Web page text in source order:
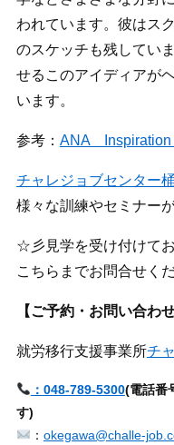
われています。彼はス
のスケッチも残してい
せるこのアイディアが
います。
参考： ANA Inspiration
チャレジョブセンター桶
様々な訓練やセミナー
☆彡見学を受け付けて
こちらまでお問合せく
【ご予約・お問い合わせ
就労移行支援事業所チ
：048-789-5300(電話番
す)
： okegawa@challe-